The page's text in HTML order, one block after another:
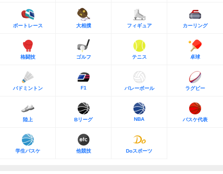
ボートレース 大相撲 フィギュア カーリング
格闘技 ゴルフ テニス 卓球
バドミントン F1 バレーボール ラグビー
陸上 Bリーグ NBA バスケ代表
学生バスケ 他競技 Doスポーツ